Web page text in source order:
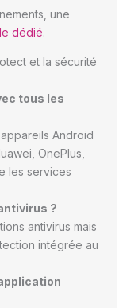
une
dédié.
et la sécurité
tous les
Android
OnePlus,
les services
?
antivirus mais
intégrée au